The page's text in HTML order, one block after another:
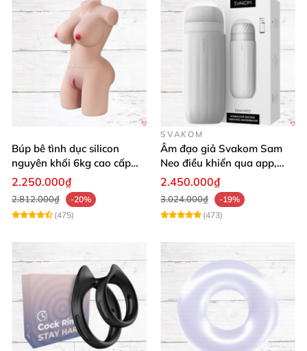
Búp bê tình dục silicon
nguyên khối 6kg cao cấp
giá rẻ mềm mại
2.250.000₫
2.812.000₫
-20%
(475)
SVAKOM
Âm đạo giả Svakom Sam
Neo điều khiển qua app,
webcam tương tác, trải
nghiệm thực tế
2.450.000₫
3.024.000₫
-19%
(473)